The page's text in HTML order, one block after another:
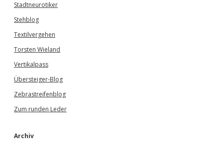
Stadtneurotiker
Stehblog
Textilvergehen
Torsten Wieland
Vertikalpass
Übersteiger-Blog
Zebrastreifenblog
Zum runden Leder
Archiv